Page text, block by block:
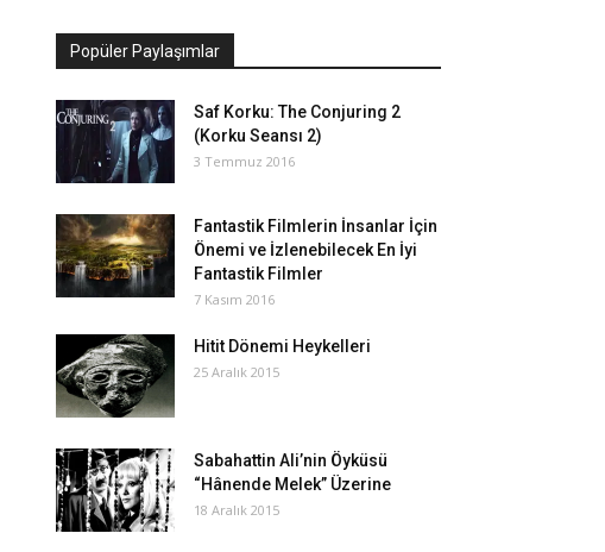
Popüler Paylaşımlar
Saf Korku: The Conjuring 2
(Korku Seansı 2)
3 Temmuz 2016
Fantastik Filmlerin İnsanlar İçin
Önemi ve İzlenebilecek En İyi
Fantastik Filmler
7 Kasım 2016
Hitit Dönemi Heykelleri
25 Aralık 2015
Sabahattin Ali’nin Öyküsü
“Hânende Melek” Üzerine
18 Aralık 2015